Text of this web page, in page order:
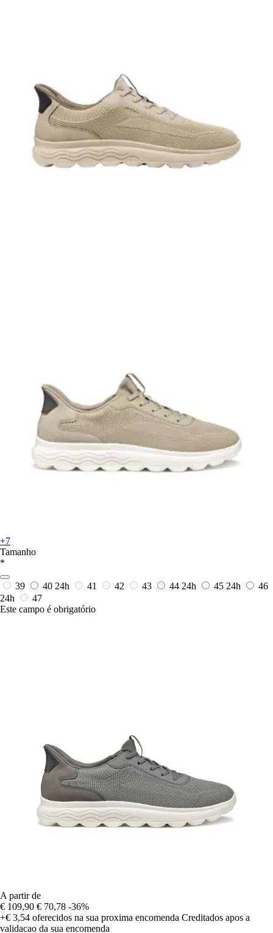
+7
Tamanho
*
39 40 24h 41 42 43 44 24h 45 24h
46
24h
47
Este campo é obrigatório
A partir de
€ 109,90 € 70,78 -36%
+€ 3,54 oferecidos na sua proxima encomenda Creditados apos a
validacao da sua encomenda